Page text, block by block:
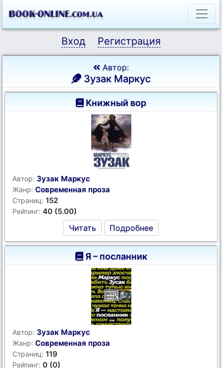
Вход Регистрация
Автор:
Зузак Маркус
Книжный вор
Автор: Зузак Маркус
Жанр: Современная проза
Страниц: 152
Рейтинг: 40 (5.00)
Читать Подробнее
Я – посланник
Автор: Зузак Маркус
Жанр: Современная проза
Страниц: 119
Рейтинг: 0 (0)